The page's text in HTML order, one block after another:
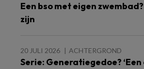
Een bso met eigen
zijn
20 JULI 2026 ACHTERGROND
Serie: Generatiegedoe?